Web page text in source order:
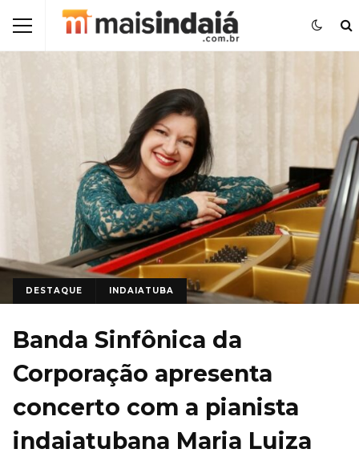
DESTAQUE INDAIATUBA
Banda Sinfônica da
Corporação apresenta
concerto com a pianista
indaiatubana Maria Luiza